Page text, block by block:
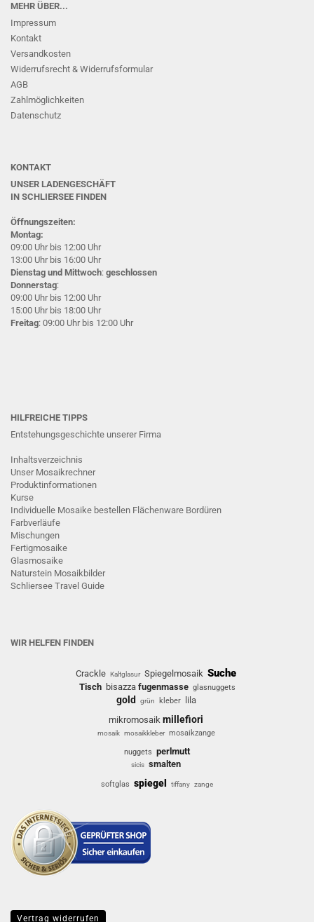
MEHR ÜBER...
Impressum
Kontakt
Versandkosten
Widerrufsrecht & Widerrufsformular
AGB
Zahlmöglichkeiten
Datenschutz
KONTAKT
UNSER LADENGESCHÄFT
IN SCHLIERSEE FINDEN
Öffnungszeiten:
Montag:
09:00 Uhr bis 12:00 Uhr
13:00 Uhr bis 16:00 Uhr
Dienstag und Mittwoch: geschlossen
Donnerstag:
09:00 Uhr bis 12:00 Uhr
15:00 Uhr bis 18:00 Uhr
Freitag: 09:00 Uhr bis 12:00 Uhr
HILFREICHE TIPPS
Entstehungsgeschichte unserer Firma
Inhaltsverzeichnis
Unser Mosaikrechner
Produktinformationen
Kurse
Individuelle Mosaike bestellen Flächenware Bordüren
Farbverläufe
Mischungen
Fertigmosaike
G lasmosaike
Naturstein Mosaikbilder
Schliersee Travel Guide
WIR HELFEN FINDEN
Crackle Kaltglasur Spiegelmosaik Suche
Tisch bisazza fugenmasse glasnuggets
gold grün kleber
lila
mikromosaik millefiori
mosaik mosaikkleber mosaikzange
nuggets perlmutt
sicis smalten
softglas spiegel tiffany zange
Vertrag widerrufen